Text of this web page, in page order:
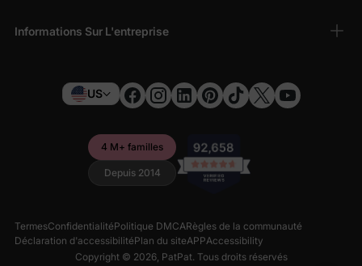
Informations Sur L'entreprise
US
4 M+ familles
Depuis 2014
TermesConfidentialitéPolitique DMCARègles de la communauté
Déclaration d'accessibilitéPlan du siteAPPAccessibility
Copyright © 2026, PatPat. Tous droits réservés